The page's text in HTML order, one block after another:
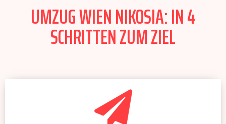
UMZUG WIEN NIKOSIA: IN 4
SCHRITTEN ZUM ZIEL